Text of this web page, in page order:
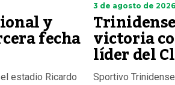
y
fecha
estadio Ricardo
3 de agosto de 2026
victoria
líder del
Sportivo